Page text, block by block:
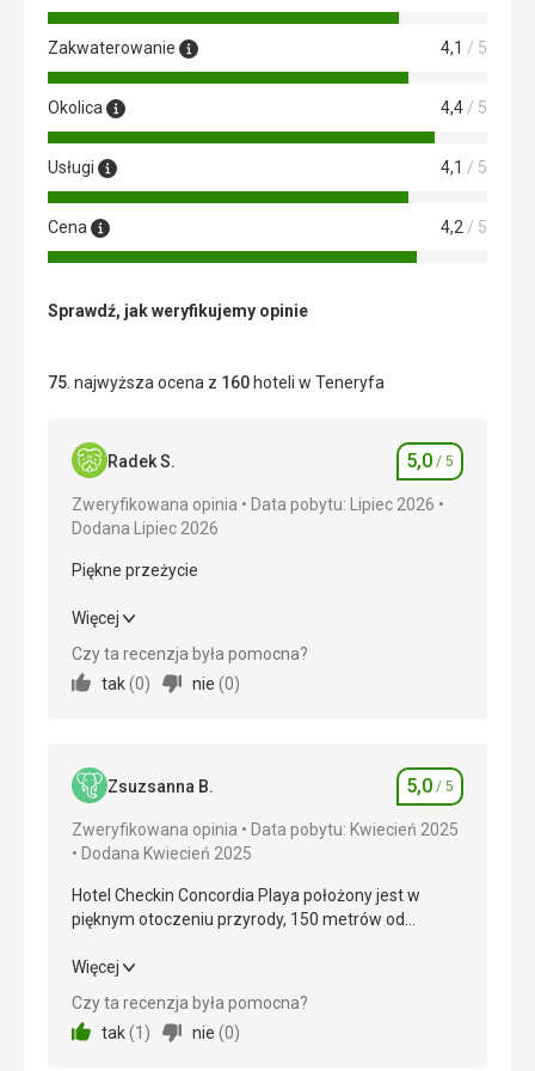
Zakwaterowanie 4,1 / 5
Okolica 4,4/ 5
Usługi 4,1 / 5
Cena 4,2/ 5
Sprawdź, jak weryfikujemy opinie
75. najwyższa ocena z 160 hoteli w Teneryfa
Radek S. Ocena
5,0 / 5
Zweryfikowana opinia
Data pobytu: Lipiec 2026
Dodana Lipiec 2026
Piękne przeżycie
Piękne przeżycie
Wyżywienie
Usługi 5,0/ 5
Cena
Plaża
Świetnie
Zakwaterowanie
Więcej
Czy ta recenzja była pomocna?
tak(0) nie (0)
Zsuzsanna B. Ocena
5,0 / 5
Zweryfikowana opinia
Data pobytu: Kwiecień 2025
Dodana Kwiecień 2025
Hotel Checkin Concordia Playa położony jest w
pięknym otoczeniu przyrody, 150 metrów od
barów, restauracji i apteki. Jedzenie było dobre,
dania kuchni międzynarodowej,
śródziemnomorskiej, hiszpańskiej, włoskiej i
kontynentalnej; bar, okazjonalnie muzyka na żywo,
Hotel Checkin Concordia Playa położony jest w
pięknym otoczeniu przyrody, 150 metrów od
oceanu, w dobrej lokalizacji, w pobliżu sklepów,
barów, restauracji i apteki. Jedzenie było dobre,
Więcej
Czy ta recenzja była pomocna?
tak(1 ) nie (0)